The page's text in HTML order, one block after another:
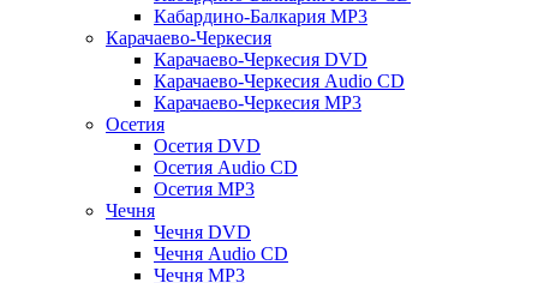
Кабардино-Балкария MP3
Карачаево-Черкесия
Карачаево-Черкесия DVD
Карачаево-Черкесия Audio CD
Карачаево-Черкесия MP3
Осетия
Осетия DVD
Осетия Audio CD
Осетия MP3
Чечня
Чечня DVD
Чечня Audio CD
Чечня MP3